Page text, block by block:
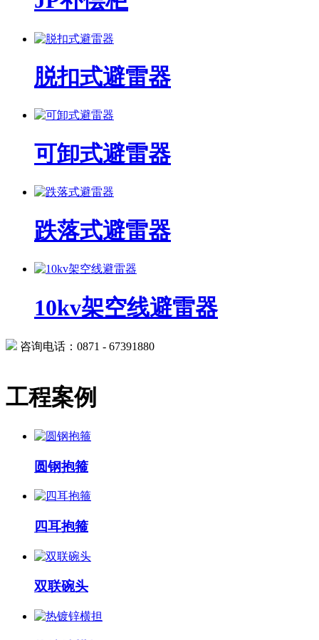
脱扣式避雷器
可卸式避雷器
跌落式避雷器
10kv架空线避雷器
咨询电话：0871 - 67391880
工程案例
圆钢抱箍
四耳抱箍
双联碗头